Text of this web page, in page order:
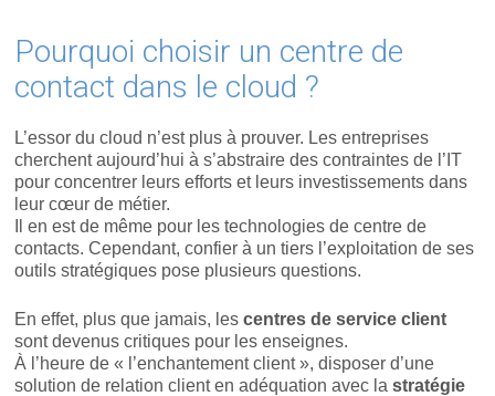
Pourquoi choisir un centre de
contact dans le cloud ?
L’essor du cloud n’est plus à prouver. Les entreprises
cherchent aujourd’hui à s’abstraire des contraintes de l’IT
pour concentrer leurs efforts et leurs investissements dans
leur cœur de métier.
Il en est de même pour les technologies de centre de
contacts. Cependant, confier à un tiers l’exploitation de ses
outils stratégiques pose plusieurs questions.
En effet, plus que jamais, lescentres de service client
sont devenus critiques pour les enseignes.
À l’heure de « l’enchantement client », disposer d’une
solution de relation client en adéquation avec lastratégie